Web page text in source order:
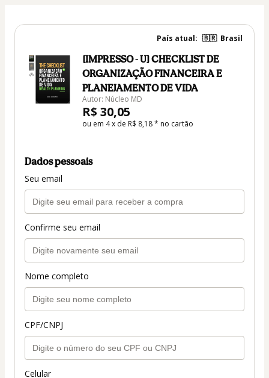
País atual: 🇧🇷 Brasil
[IMPRESSO - U] CHECKLIST DE
ORGANIZAÇÃO FINANCEIRA E
PLANEJAMENTO DE VIDA
Autor: Núcleo MD
R$ 30,05
ou em 4 x de R$ 8,18 * no cartão
Dados pessoais
Seu email
Confirme seu email
Nome completo
CPF/CNPJ
Celular